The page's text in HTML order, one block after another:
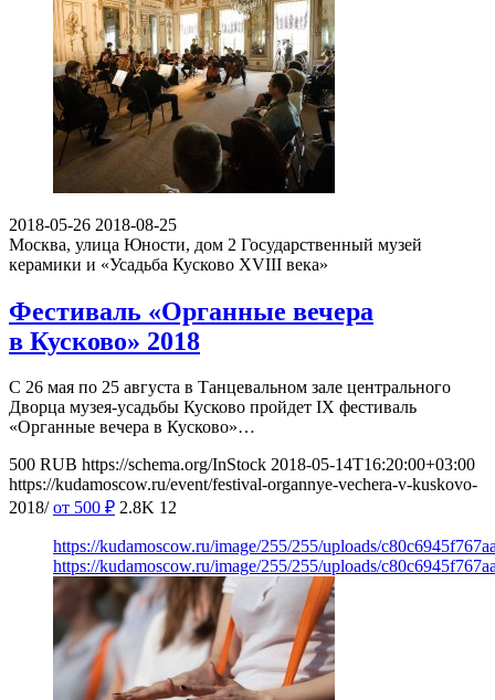
2018-05-26 2018-08-25
Москва, улица Юности, дом 2 Государственный музей
керамики и «Усадьба Кусково XVIII века»
Фестиваль «Органные вечера
в Кусково» 2018
С 26 мая по 25 августа в Танцевальном зале центрального
Дворца музея-усадьбы Кусково пройдет IХ фестиваль
«Органные вечера в Кусково»…
500 RUB https://schema.org/InStock 2018-05-14T16:20:00+03:00
https://kudamoscow.ru/event/festival-organnye-vechera-v-kuskovo-
2018/ от 500 ₽ 2.8K 12
https://kudamoscow.ru/image/255/255/uploads/
https://kudamoscow.ru/image/255/255/uploads/